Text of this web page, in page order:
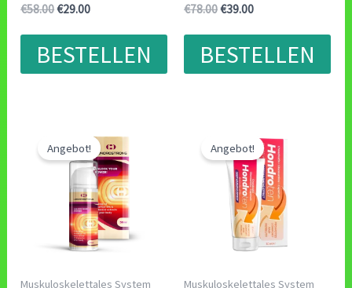
Bewertet
von 5
€58.00Ursprünglicher
war:
€58.00
€29.00Aktueller
ist:
€29.00.
BESTELLEN
Bewertet
von 5
€78.00Ursprünglicher
war:
€78.00
€39.00Aktueller
ist:
€39.00.
BESTELLEN
Angebot!
Muskuloskelettales System
Angebot!
Muskuloskelettales System